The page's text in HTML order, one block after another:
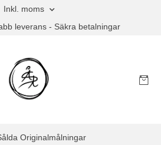
Inkl. moms
leverans - Säkra betalningar
Originalmålningar